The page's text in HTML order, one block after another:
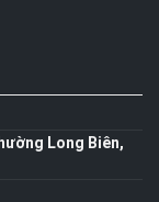
Long Biên,